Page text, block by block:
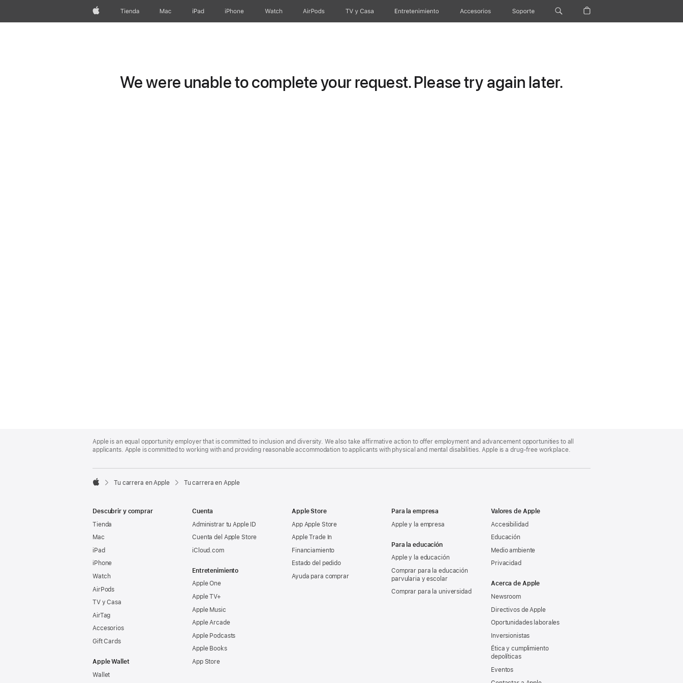
AppleTienda Mac iPad iPhone Watch AirPods TV & Casa Entretenimiento Accesorios Soporte
We were unable to complete your request. Please try again later.
Footer
Apple is an equal opportunity employer that is committed to inclusion and diversity. We also take affirmative action to offer employment and advancement opportunities to all
applicants. Apple is committed to working with and providing reasonable accommodation to applicants with physical and mental disabilities. Apple is a drug-free workplace.

Tu carrera en Apple Tu carrera en Apple
Descubrir y comprar
Tienda
Mac
iPad
iPhone
Watch
AirPods
TV y Casa
AirTag
Accesorios
Gift Cards
Apple Wallet
Wallet
Cuenta
Administrar tu Apple ID
Cuenta del Apple Store
iCloud.com
Entretenimiento
Apple One
Apple TV+
Apple Music
Apple Arcade
Apple Podcasts
Apple Books
App Store
Apple Store
App Apple Store
Apple Trade In
Financiamiento
Estado del pedido
Ayuda para comprar
Para la empresa
Apple y la empresa
Para la educación
Apple y la educación
Comprar para la educación
parvularia y escolar
Comprar para la universidad
Valores de Apple
Accesibilidad
Educación
Medio ambiente
Privacidad
Acerca de Apple
Newsroom
Directivos de Apple
Oportunidades laborales
Inversionistas
Ética y cumplimiento
depolíticas
Eventos